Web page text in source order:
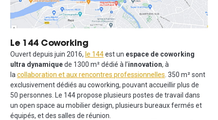
Le 144 Coworking
Ouvert depuis juin 2016, le 144est un espace de coworking
ultra dynamiquede 1300 m² dédié à l’innovation, à
la collaboration et aux rencontres professionnelles . 350 m² sont
exclusivement dédiés au coworking, pouvant accueillir plus de
50 personnes. Le 144 propose plusieurs postes de travail dans
un open space au mobilier design, plusieurs bureaux fermés et
équipés, et des salles de réunion.